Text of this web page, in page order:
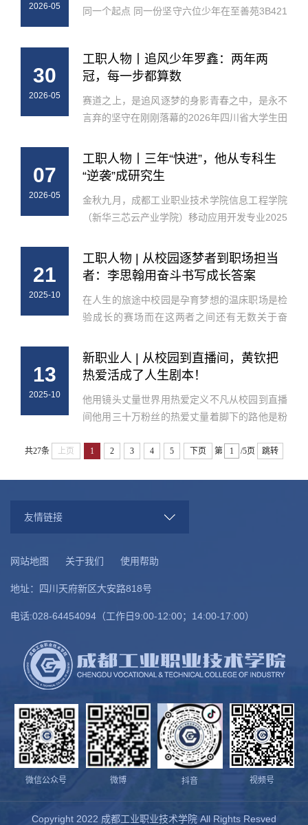
2026-05
同一个起点 同一份坚守六位少年在至善苑3B421
只有目标清晰的并肩当研究生...
30
2026-05
工职人物丨追风少年罗鑫：两年两
冠，每一步都算数
赛道之上，是追风逐梦的身影青春之中，是永不
言弃的坚守在刚刚落幕的2026年四川省大学生田
站上男子高职高专校园组5000米最高领奖台继
2025年夺冠后成功卫冕用实力续写 ...
07
2026-05
工职人物丨三年“快进”，他从专科生
“逆袭”成研究生
金秋九月，成都工业职业技术学院信息工程学院
（新华三芯云产业学院）移动应用开发专业2025
软件工程专业硕士学位。从一名高职专科生到国
家统招硕士研究生，他仅用了三...
21
2025-10
工职人物 | 从校园逐梦者到职场担当
者：李思翰用奋斗书写成长答案
在人生的旅途中校园是孕育梦想的温床职场是检
验成长的赛场而在这两者之间还有无数关于奋
子走进我校毕业生李思翰的故事看看她是如何从
校园的逐梦者蜕变为职场的担当者...
13
2025-10
新职业人 | 从校园到直播间，黄钦把
热爱活成了人生剧本！
他用镜头丈量世界用热爱定义不凡从校园到直播
间他用三十万粉丝的热爱丈量着脚下的路他是粉
我们走进黄钦的故事看他如何平衡学业与热爱把
共27条 上页 1 2 3 4 5 下页 第 /5页 跳转
友情链接
网站地图 关于我们 使用帮助
地址：四川天府新区大安路818号
电话:028-64454094（工作日9:00-12:00；14:00-17:00）
微信公众号 微博 抖音 视频号
Copyright 2022 成都工业职业技术学院 All Rights Resved